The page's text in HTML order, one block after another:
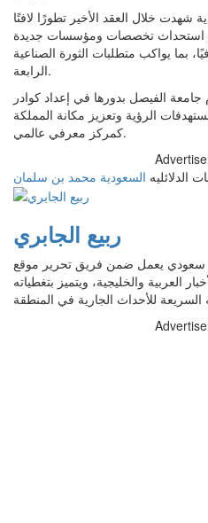
شهدت خلال العقد الأخير تطورًا لافتًا
مع استحداث تخصصات ومؤسسات جديدة
بما يواكب متطلبات الثورة الصناعية
الرابعة.
جامعة الفيصل بدورها في إعداد كوادر
الرؤية وتعزيز مكانة المملكة
كمركز معرفي عالمي.
الدلائليه السعودية محمد بن سلمان
ربيع الجابري
سعودي يعمل ضمن فريق تحرير موقع
الأخبار العربية والخليجية، ويتميز بتغطياته